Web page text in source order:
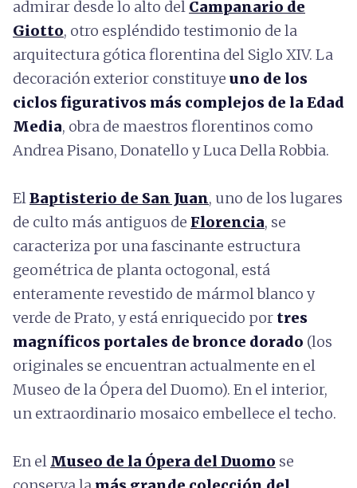
admirar desde lo alto del Campanario de
Giotto, otro espléndido testimonio de la
arquitectura gótica florentina del Siglo XIV. La
decoración exterior constituye uno de los
ciclos figurativos más complejos de la Edad
Media, obra de maestros florentinos como
Andrea Pisano, Donatello y Luca Della Robbia.
ElBaptisterio de San Juan, uno de los lugares
de culto más antiguos de Florencia, se
caracteriza por una fascinante estructura
geométrica de planta octogonal, está
enteramente revestido de mármol blanco y
verde de Prato, y está enriquecido por tres
magníficos portales de bronce dorado (los
originales se encuentran actualmente en el
Museo de la Ópera del Duomo). En el interior,
un extraordinario mosaico embellece el techo.
En el Museo de la Ópera del Duomo se